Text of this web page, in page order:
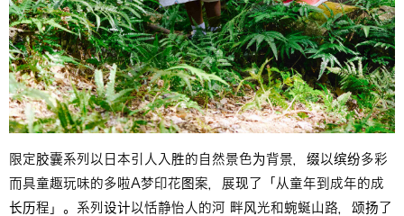
限定胶囊系列以日本引人入胜的自然景色为背景，缀以缤纷多彩
而具童趣玩味的多啦A梦印花图案，展现了「从童年到成年的成
长历程」。系列设计以恬静怡人的河 畔风光和蜿蜒山路，颂扬了